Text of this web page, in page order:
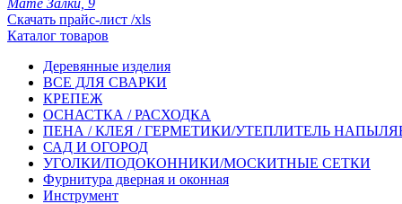
Скачать прайс-лист /xls
Каталог товаров
Деревянные изделия
ВСЕ ДЛЯ СВАРКИ
КРЕПЕЖ
ОСНАСТКА / РАСХОДКА
ПЕНА / КЛЕЯ / ГЕРМЕТИКИ/УТЕПЛИТЕЛЬ
САД И ОГОРОД
УГОЛКИ/ПОДОКОННИКИ/МОСКИТНЫЕ СЕТКИ
Фурнитура дверная и оконная
Инструмент